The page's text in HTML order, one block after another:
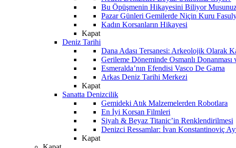
Bu Öpüşmenin Hikayesini Biliyor
Pazar Günleri Gemilerde Niçin Kuru
Kadın Korsanların Hikayesi
Kapat
Deniz Tarihi
Dana Adası Tersanesi: Arkeolojik Olarak
Gerileme Döneminde Osmanlı
Esmeralda’nın Efendisi Vasco De Gama
Arkas Deniz Tarihi Merkezi
Kapat
Sanatta Denizcilik
Gemideki Atık Malzemelerden Robotlara
En İyi Korsan Filmleri
Siyah & Beyaz Titanic’in Renklendirilmesi
Denizci Ressamlar: İvan Konstantinoviç
Kapat